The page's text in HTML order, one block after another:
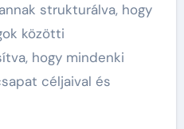
strukturálva, hogy
közötti
hogy mindenki
céljaival és